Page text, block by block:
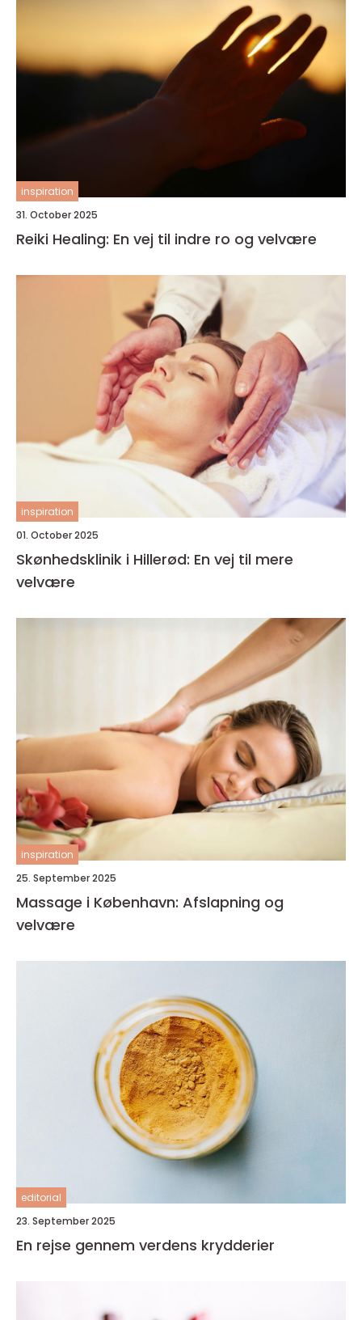
inspiration
31. October 2025
Reiki Healing: En vej til indre ro og velvære
inspiration
01. October 2025
Skønhedsklinik i Hillerød: En vej til mere
velvære
inspiration
25. September 2025
Massage i København: Afslapning og
velvære
editorial
23. September 2025
En rejse gennem verdens krydderier